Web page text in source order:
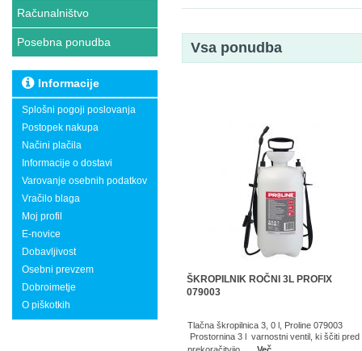
Računalništvo
Posebna ponudba
Informacije
Splošni pogoji poslovanja
Postopek nakupa
Načini plačila
Informacije o dostavi
Varovanje osebnih podatkov
Vračilo blaga
Moj profil
E-novice
Dobavljivost
Osebni prevzem
Dobroimetje
O piškotkih
Vsa ponudba
ŠKROPILNIK ROČNI 3L PROFIX
079003
Tlačna škropilnica 3, 0 l, Proline 079003
Prostornina 3 l varnostni ventil, ki ščiti pred